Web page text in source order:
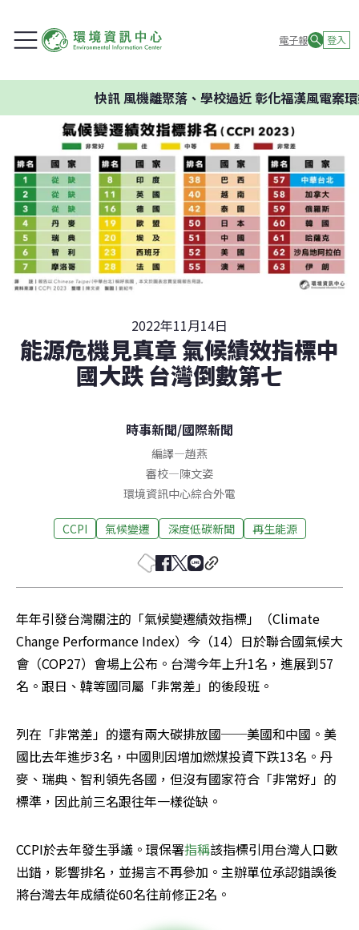
電子報 登入
風機離聚落、學校過近 彰化福漢風電案環委建
2022年11月14日
能源危機見真章 氣候績效指標中
國大跌 台灣倒數第七
時事新聞/國際新聞
編譯—趙燕
審校—陳文姿
環境資訊中心綜合外電
CCPI 氣候變遷 深度低碳新聞 再生能源
年年引發台灣關注的「氣候變遷績效指標」（Climate
Change Performance Index）今（14）日於聯合國氣候大
會（COP27）會場上公布。台灣今年上升1名，進展到57
名。跟日、韓等國同屬「非常差」的後段班。
列在「非常差」的還有兩大碳排放國──美國和中國。美
國比去年進步3名，中國則因增加燃煤投資下跌13名。丹
麥、瑞典、智利領先各國，但沒有國家符合「非常好」的
標準，因此前三名跟往年一樣從缺。
CCPI於去年發生爭議。環保署指稱該指標引用台灣人口數
出錯，影響排名，並揚言不再參加。主辦單位承認錯誤後
將台灣去年成績從60名往前修正2名。